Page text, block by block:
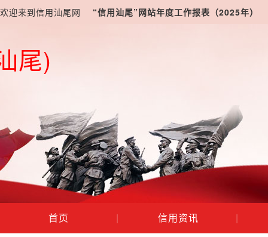
尾)
欢迎来到信用汕尾网 “信用汕尾”网站年度工作报表（2025年）
首页 | 信用资讯 |